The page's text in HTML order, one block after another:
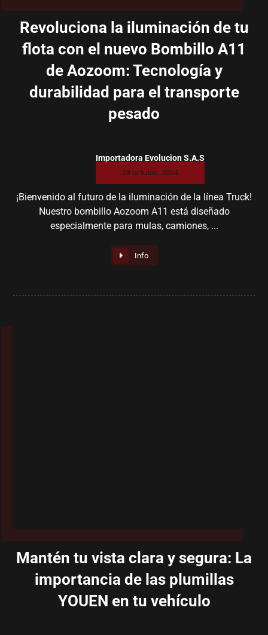
Revoluciona la iluminación de tu
flota con el nuevo Bombillo A11
de Aozoom: Tecnología y
durabilidad para el transporte
pesado
Importadora Evolucion S.A.S
23 octubre, 2024
¡Bienvenido al futuro de la iluminación de la línea Truck!
Nuestro bombillo Aozoom A11 está diseñado
especialmente para mulas, camiones, ...
Info
Mantén tu vista clara y segura: La
importancia de las plumillas
YOUEN en tu vehículo